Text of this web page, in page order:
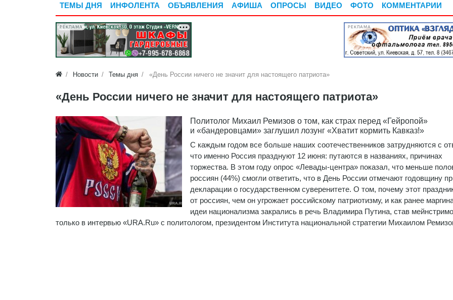
ТЕМЫ ДНЯ ИНФОЛЕНТА ОБЪЯВЛЕНИЯ АФИША ОПРОСЫ ВИДЕО ФОТО КОММЕНТАРИИ
РЕКЛАМА РЕКЛАМА
Новости Темы дня «День России ничего не значит для настоящего патриота»
«День России ничего не значит для настоящего патриота»
Политолог Михаил Ремизов о том, как страх перед «Гейропой»
и «бандеровцами» заглушил лозунг «Хватит кормить Кавказ!»
С каждым годом все больше наших соотечественников затрудняются с
что именно Россия празднуют 12 июня: путаются в названиях, причинах
торжества. В этом году опрос «Левады-центра» показал, что меньше
россиян (44%) смогли ответить, что в День России отмечают годовщину
декларации о государственном суверенитете. О том, почему этот
от россиян, чем он угрожает российскому патриотизму, и как ранее
идеи национализма закрались в речь Владимира Путина, став
только в интервью «URA.Ru» c политологом, президентом Института национальной стратегии Михаилом